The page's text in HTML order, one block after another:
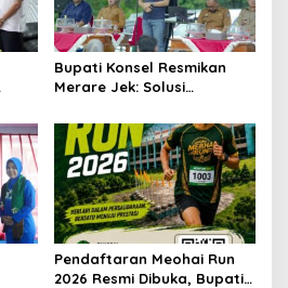
Bupati Konsel Resmikan
Merare Jek: Solusi
Lokal
Pendaftaran Meohai Run
2026 Resmi Dibuka, Bupati